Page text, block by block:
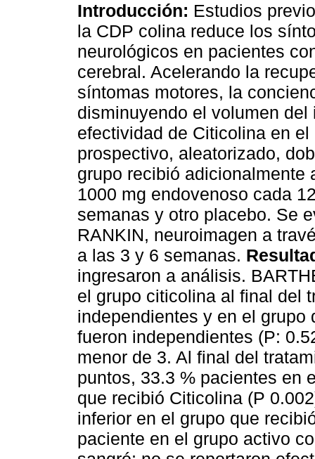
Introducción: Estudios
la CDP colina reduce los
neurológicos en pacientes
cerebral. Acelerando la
síntomas motores, la
disminuyendo el volumen
efectividad de Citicolina en
prospectivo, aleatorizado,
grupo recibió
1000 mg endovenoso cada
semanas y otro placebo. Se
RANKIN, neuroimagen a
a las 3 y 6 semanas.
ingresaron a análisis.
el grupo citicolina al final del
independientes y en el
fueron independientes (P:
menor de 3. Al final del
puntos, 33.3 % pacientes en
que recibió Citicolina (P
inferior en el grupo que
paciente en el grupo activo